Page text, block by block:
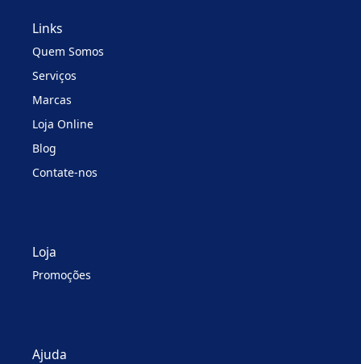
Links
Quem Somos
Serviços
Marcas
Loja Online
Blog
Contate-nos
Loja
Promoções
Ajuda